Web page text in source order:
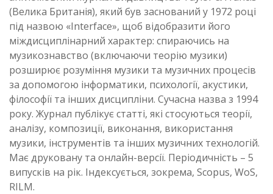
(Велика Британія), який був заснований у 1972 році
під назвою «Interface», щоб відобразити його
міждисциплінарний характер: спираючись на
музикознавство (включаючи теорію музики)
розширює розуміння музики та музичних процесів
за допомогою інформатики, психології, акустики,
філософії та інших дисципліни. Сучасна назва з 1994
року. Журнал публікує статті, які стосуються теорії,
аналізу, композиції, виконання, використання
музики, інструментів та інших музичних технологій.
Має друковану та онлайн-версії. Періодичність – 5
випусків на рік. Індексується, зокрема, Scopus, WoS,
RILM.